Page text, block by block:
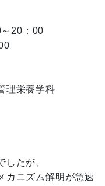
20：00
理栄養学科
たが、
カニズム解明が急速